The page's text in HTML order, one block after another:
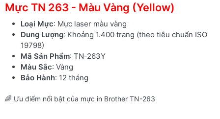
Mực TN 263 - Màu Vàng (Yellow)
Loại Mực: Mực laser màu vàng
Dung Lượng: Khoảng 1.400 trang (theo tiêu chuẩn ISO
19798)
Mã Sản Phẩm: TN-263Y
Màu Sắc: Vàng
Bảo Hành: 12 tháng
🌈 Ưu điểm nổi bật của mực in Brother TN-263